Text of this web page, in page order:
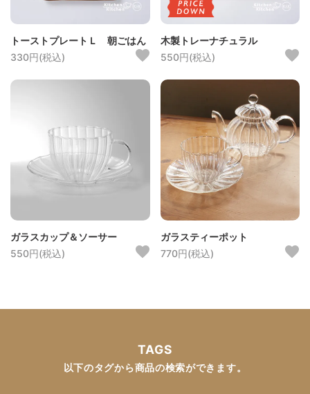
トーストプレートＬ 朝ごはん
330円(税込)
木製トレーナチュラル
550円(税込)
ガラスカップ＆ソーサー
550円(税込)
ガラスティーポット
770円(税込)
TAGS
以下のタグから商品の検索ができます。